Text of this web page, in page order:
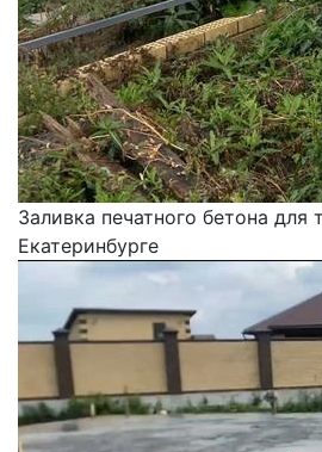
Заливка печатного бетона для
Екатеринбурге